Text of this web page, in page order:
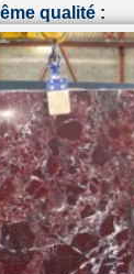
qualité :